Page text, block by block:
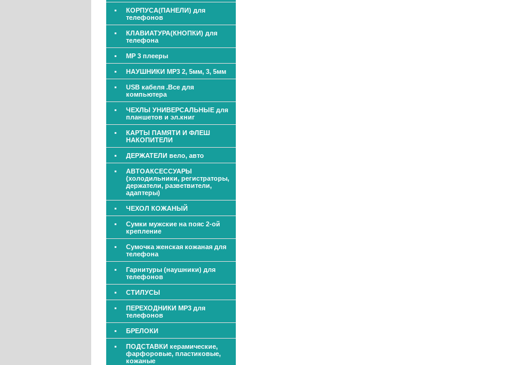
КОРПУСА(ПАНЕЛИ) для
телефонов
КЛАВИАТУРА(КНОПКИ) для
телефона
МР 3 плееры
НАУШНИКИ МР3 2, 5мм, 3, 5мм
USB кабеля .Все для
компьютера
ЧЕХЛЫ УНИВЕРСАЛЬНЫЕ для
планшетов и эл.книг
КАРТЫ ПАМЯТИ И ФЛЕШ
НАКОПИТЕЛИ
ДЕРЖАТЕЛИ вело, авто
АВТОАКСЕССУАРЫ
(холодильники, регистраторы,
держатели, разветвители,
адаптеры)
ЧЕХОЛ КОЖАНЫЙ
Сумки мужские на пояс 2-ой
крепление
Сумочка женская кожаная для
телефона
Гарнитуры (наушники) для
телефонов
СТИЛУСЫ
ПЕРЕХОДНИКИ МР3 для
телефонов
БРЕЛОКИ
ПОДСТАВКИ керамические,
фарфоровые, пластиковые,
кожаные